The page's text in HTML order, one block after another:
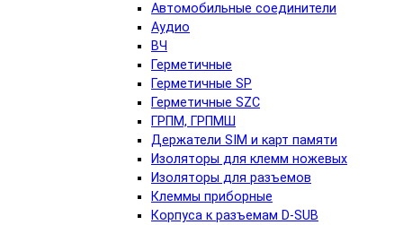
Автомобильные соединители
Аудио
ВЧ
Герметичные
Герметичные SP
Герметичные SZC
ГРПМ, ГРПМШ
Держатели SIM и карт памяти
Изоляторы для клемм ножевых
Изоляторы для разъемов
Клеммы приборные
Корпуса к разъемам D-SUB